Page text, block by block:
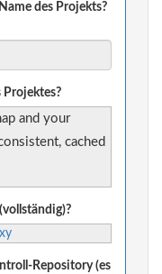
des Projekts?
Projektes?
and your
cached
Repository (es